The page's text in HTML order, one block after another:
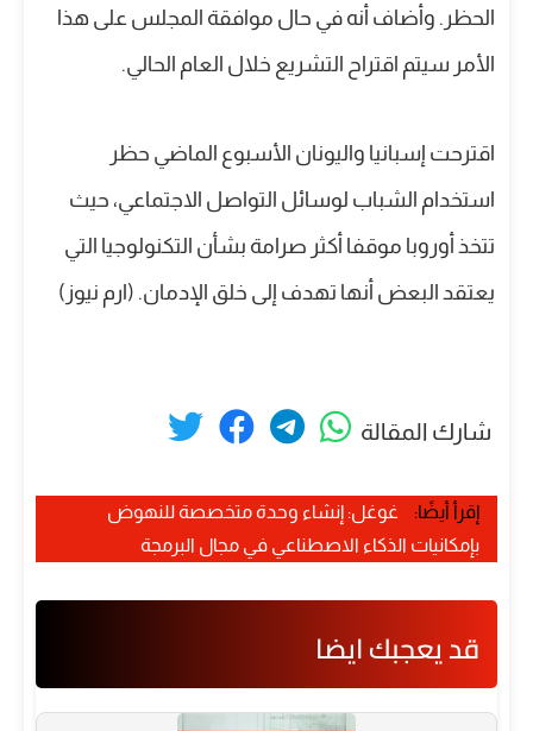
الحظر. وأضاف أنه في حال موافقة المجلس على هذا
الأمر سيتم اقتراح التشريع خلال العام الحالي.
اقترحت إسبانيا واليونان الأسبوع الماضي حظر
استخدام الشباب لوسائل التواصل الاجتماعي، حيث
تتخذ أوروبا موقفا أكثر صرامة بشأن التكنولوجيا التي
يعتقد البعض أنها تهدف إلى خلق الإدمان. (ارم نيوز)
شارك المقالة
إقرأ أيضًا:
غوغل: إنشاء وحدة متخصصة للنهوض
بإمكانيات الذكاء الاصطناعي في مجال البرمجة
قد يعجبك ايضا